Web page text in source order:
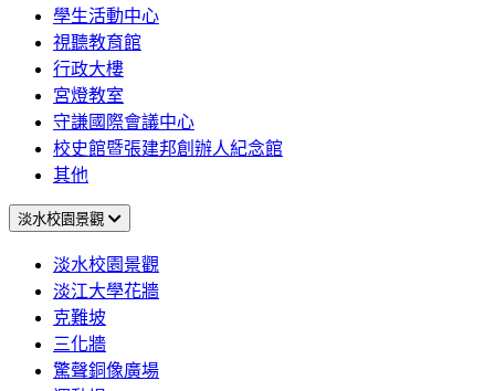
學生活動中心
視聽教育館
行政大樓
宮燈教室
守謙國際會議中心
校史館暨張建邦創辦人紀念館
其他
淡水校園景觀
淡水校園景觀
淡江大學花牆
克難坡
三化牆
驚聲銅像廣場